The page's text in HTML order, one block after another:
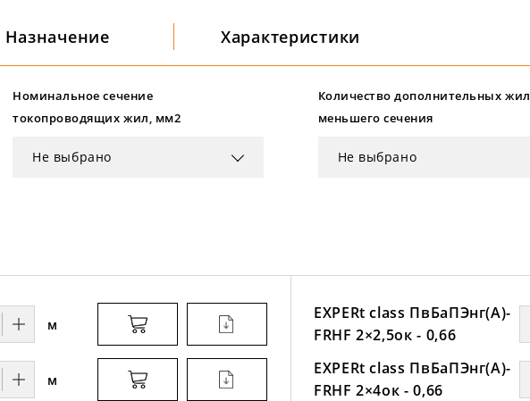
Назначение Характеристики
Номинальное сечение
токопроводящих жил, мм2
Не выбрано
Количество дополнительных жил
меньшего сечения
Не выбрано
м
м
EXPERt class ПвБаПЭнг(А)-
FRHF 2×2,5ок - 0,66
EXPERt class ПвБаПЭнг(А)-
FRHF 2×4ок - 0,66